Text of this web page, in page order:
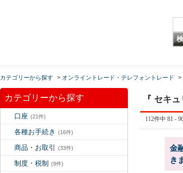
カテゴリーから探す > オンライントレード・テレフォントレード >
カテゴリーから探す
口座 (21件)
各種お手続き (16件)
商品・お取引 (33件)
制度・税制 (9件)
『 セキ
112件中 81 -
金
き